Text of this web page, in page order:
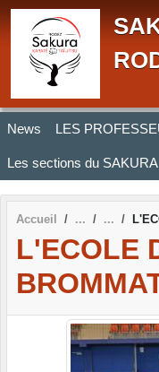
News LES
Les sections du SAKURA
Accueil
L'ECOLE
Panneau de gestion des